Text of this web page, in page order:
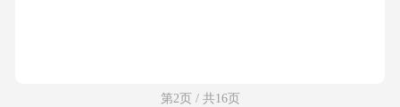
第2页 / 共16页